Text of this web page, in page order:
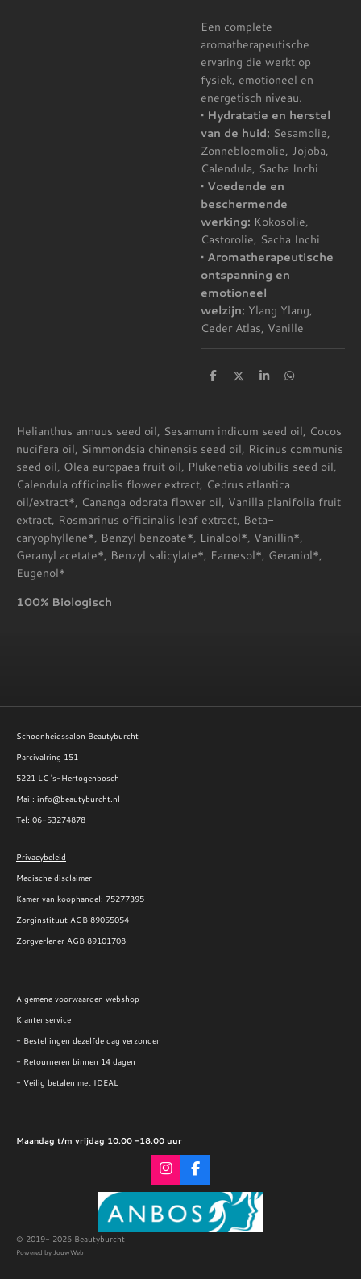
Een complete
aromatherapeutische
ervaring die werkt op
fysiek, emotioneel en
energetisch niveau.
• Hydratatie en herstel
van de huid: Sesamolie,
Zonnebloemolie, Jojoba,
Calendula, Sacha Inchi
• Voedende en
beschermende
werking: Kokosolie,
Castorolie, Sacha Inchi
• Aromatherapeutische
ontspanning en
emotioneel
welzijn: Ylang Ylang,
Ceder Atlas, Vanille
D
D
S
D
Helianthus annuus seed oil, Sesamum indicum seed oil, Cocos
nucifera oil, Simmondsia chinensis seed oil, Ricinus communis
seed oil, Olea europaea fruit oil, Plukenetia volubilis seed oil,
Calendula officinalis flower extract, Cedrus atlantica
oil/extract*, Cananga odorata flower oil, Vanilla planifolia fruit
extract, Rosmarinus officinalis leaf extract, Beta-
caryophyllene*, Benzyl benzoate*, Linalool*, Vanillin*,
Geranyl acetate*, Benzyl salicylate*, Farnesol*, Geraniol*,
Eugenol*
100% Biologisch
Schoonheidssalon Beautyburcht
Parcivalring 151
5221 LC 's-Hertogenbosch
Mail: info@beautyburcht.nl
Tel: 06-53274878
Privacybeleid
Medische disclaimer
Kamer van koophandel: 75277395
Zorginstituut AGB 89055054
Zorgverlener AGB 89101708
Algemene voorwaarden webshop
Klantenservice
- Bestellingen dezelfde dag verzonden
- Retourneren binnen 14 dagen
- Veilig betalen met IDEAL
Maandag t/m vrijdag 10.00 -18.00 uur
I
n
t
F
a
e
b
© 2019- 2026 Beautyburcht
Powered byJouwWeb